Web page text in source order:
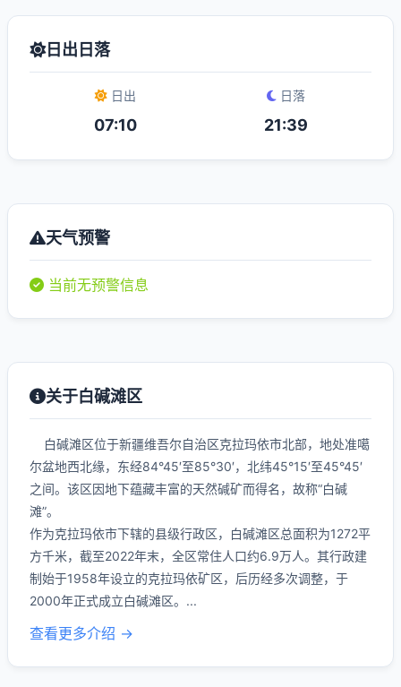
日出日落
日出
07:10
日落
21:39
天气预警
当前无预警信息
关于白碱滩区
白碱滩区位于新疆维吾尔自治区克拉玛依市北部，地处准噶
尔盆地西北缘，东经84°45′至85°30′，北纬45°15′至45°45′
之间。该区因地下蕴藏丰富的天然碱矿而得名，故称“白碱
滩”。
作为克拉玛依市下辖的县级行政区，白碱滩区总面积为1272平
方千米，截至2022年末，全区常住人口约6.9万人。其行政建
制始于1958年设立的克拉玛依矿区，后历经多次调整，于
2000年正式成立白碱滩区。...
查看更多介绍 →